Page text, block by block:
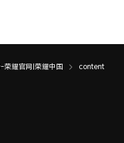
荣耀官网|荣耀中国 content